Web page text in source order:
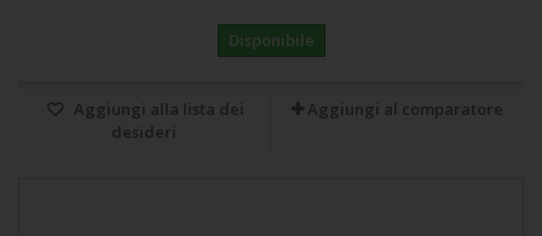
Disponibile
Aggiungi alla lista dei
desideri
Aggiungi al comparatore